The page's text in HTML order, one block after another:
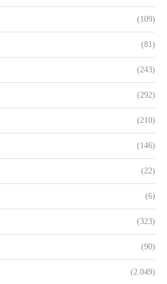
(109)
(81)
(243)
(292)
(210)
(146)
(22)
(6)
(323)
(90)
(2.049)